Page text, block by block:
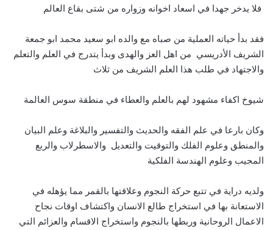
فلا يدخر جهدا في اسعاد اخوانه وزواره من شتى بقاع العالم
فقد بدأ حياته العملية من صباه مع والده ابو سعيد محمد ابو جمعة
الشريف الأدريسي من اهل العز والهدى وبدأ يتدرج في العلم والتعلم
والاجتهاد في طلب هذا العلم الشريف من ثلاث
شيوخ اكفاء مشهود لهم بالعلم والعطاء في منطقة سوس العالمة
وكان بارعا في علم الفقه والحديث والتفسير والبلاغة وعلم البيان
والمنطق وعلوم الفلك والتوقيت والتعديل والاسطرلاب والربع
المجيب وعلوم الهندسة الفلكية
ولديه دراية في تتبع حركة النجوم وعلاقتها بالقمر مما يؤهله في
الاستعانة بها في استخراج طالع الانسان واكتشاف اوقات نجاح
الاعمال الروحانية وربطها بالنجوم واستخراج الاقسام والعزائم التي